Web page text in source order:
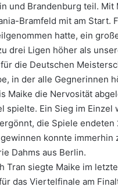
und Brandenburg teil.
Bramfeld mit am Start.
hatte, ein
drei Ligen höher als
die Deutschen
in der alle Gegnerinnen
Maike die Nervosität
Ein Sieg im Einzel
die Spiele endeten
konnte immerhin
Dahms aus Berlin.
Tran siegte Maike im
das Viertelfinale am